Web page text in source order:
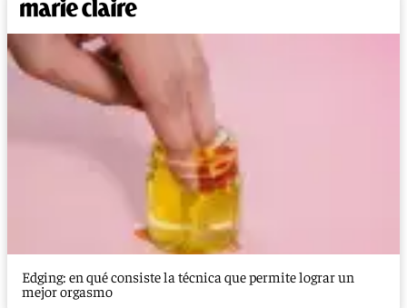
Edging: en qué consiste la técnica que permite lograr un
mejor orgasmo